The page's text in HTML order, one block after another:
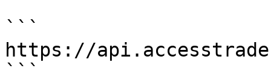
```
https://
```